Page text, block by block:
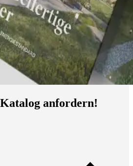
anfordern!